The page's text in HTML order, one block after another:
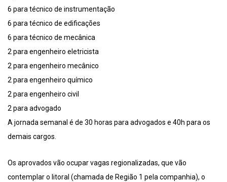
6 para técnico de instrumentação
6 para técnico de edificações
6 para técnico de mecânica
2 para engenheiro eletricista
2 para engenheiro mecânico
2 para engenheiro químico
2 para engenheiro civil
2 para advogado
A jornada semanal é de 30 horas para advogados e 40h para os
demais cargos.
Os aprovados vão ocupar vagas regionalizadas, que vão
contemplar o litoral (chamada de Região 1 pela companhia), o